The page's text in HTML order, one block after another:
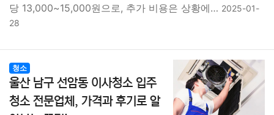
당 13,000~15,000원으로, 추가 비용은 상황에… 2025-01-
28
청소
울산 남구 선암동 이사청소 입주
청소 전문업체, 가격과 후기로 알